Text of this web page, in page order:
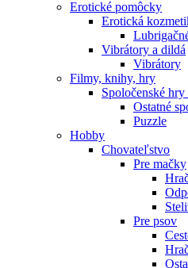
Erotické pomôcky
Erotická
Vibrátory a dildá
Vibrátory
Filmy, knihy, hry
Spoločenské hry
Ostatné
Puzzle
Hobby
Chovateľstvo
Pre mačky
Pre psov